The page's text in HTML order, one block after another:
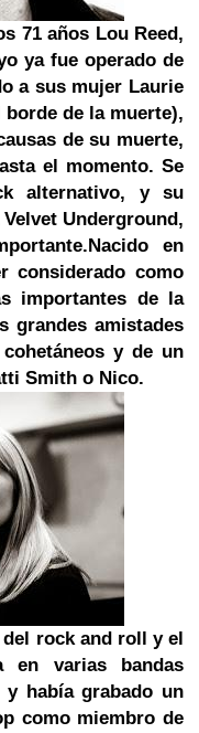
71 años Lou Reed,
ya fue operado de
a sus mujer Laurie
de la muerte),
de su muerte,
el momento. Se
alternativo, y su
Underground,
Nacido en
considerado como
importantes de la
grandes amistades
y de un
Smith o Nico.
del rock and roll y el
en varias bandas
había grabado un
como miembro de